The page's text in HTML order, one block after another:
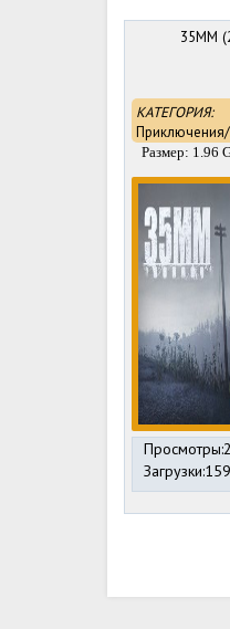
35MM
КАТЕГОРИЯ:
Размер: 1.96
Загрузки:159